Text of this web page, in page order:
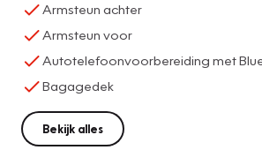
Armsteun achter
Armsteun voor
Autotelefoonvoorbereiding met
Bagagedek
Bekijk alles